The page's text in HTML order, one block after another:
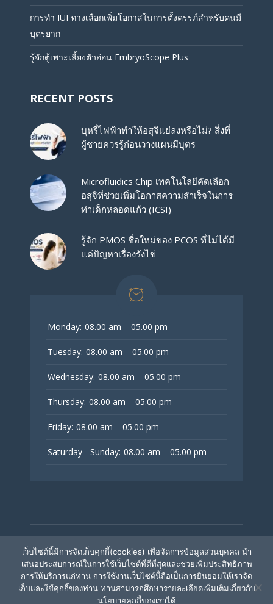
การทำ IUI ทางเลือกเพิ่มโอกาสในการตั้งครรภ์สำหรับคนมี
บุตรยาก
รู้จักตู้เพาะเลี้ยงตัวอ่อน EmbryoScope Plus
RECENT POSTS
บุหรี่ไฟฟ้าทำให้อสุจิแย่ลงหรือไม่? สิ่งที่
ผู้ชายควรรู้ก่อนวางแผนมีบุตร
Microfluidics Chip เทคโนโลยีคัดเลือก
อสุจิที่ช่วยเพิ่มโอกาสความสำเร็จในการ
ทำเด็กหลอดแก้ว (ICSI)
รู้จัก PMOS ชื่อใหม่ของ PCOS ที่ไม่ได้มี
แค่ปัญหาเรื่องรังไข่
Monday: 08.00 am – 05.00 pm
Tuesday: 08.00 am – 05.00 pm
Wednesday: 08.00 am – 05.00 pm
Thursday: 08.00 am – 05.00 pm
Friday: 08.00 am – 05.00 pm
Saturday - Sunday: 08.00 am – 05.00 pm
© V Fertility Thailand
ติดตามเรา
เว็บไซต์นี้มีการจัดเก็บคุกกี้(cookies) เพื่อจัดการข้อมูลส่วนบุคคล นำ
เสนอประสบการณ์ในการใช้เว็บไซต์ที่ดีที่สุดและช่วยเพิ่มประสิทธิภาพ
การให้บริการแก่ท่าน การใช้งานเว็บไซต์นี้ถือเป็นการยินยอมให้เราจัด
เก็บและใช้คุกกี้ของท่าน ท่านสามารถศึกษารายละเอียดเพิ่มเติมเกี่ยวกับ
นโยบายคุกกี้ของเราได้